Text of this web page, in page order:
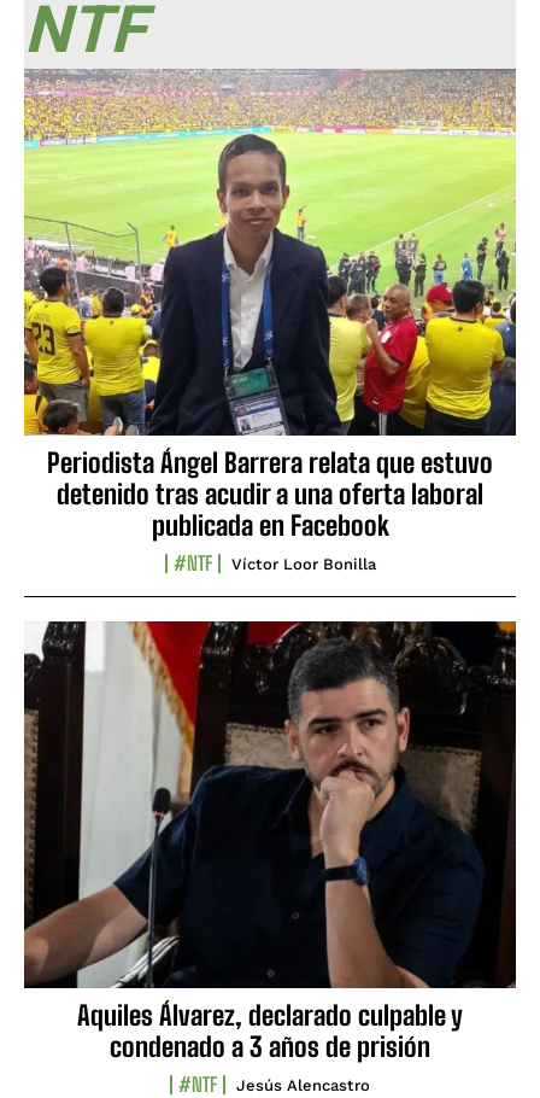
NTF
Periodista Ángel Barrera relata que estuvo
detenido tras acudir a una oferta laboral
publicada en Facebook
#NTF Víctor Loor Bonilla
Aquiles Álvarez, declarado culpable y
condenado a 3 años de prisión
#NTF Jesús Alencastro